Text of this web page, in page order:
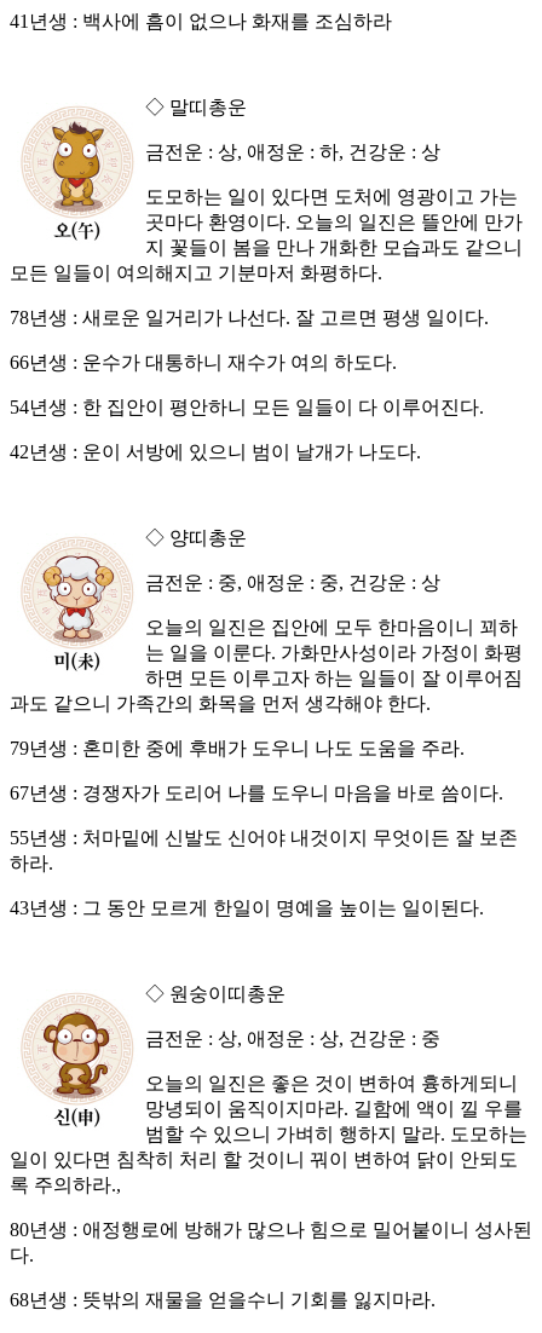
41년생 : 백사에 흠이 없으나 화재를 조심하라
◇ 말띠총운
금전운 : 상, 애정운 : 하, 건강운 : 상
도모하는 일이 있다면 도처에 영광이고 가는
곳마다 환영이다. 오늘의 일진은 뜰안에 만가
지 꽃들이 봄을 만나 개화한 모습과도 같으니
모든 일들이 여의해지고 기분마저 화평하다.
78년생 : 새로운 일거리가 나선다. 잘 고르면 평생 일이다.
66년생 : 운수가 대통하니 재수가 여의 하도다.
54년생 : 한 집안이 평안하니 모든 일들이 다 이루어진다.
42년생 : 운이 서방에 있으니 범이 날개가 나도다.
◇ 양띠총운
금전운 : 중, 애정운 : 중, 건강운 : 상
오늘의 일진은 집안에 모두 한마음이니 꾀하
는 일을 이룬다. 가화만사성이라 가정이 화평
하면 모든 이루고자 하는 일들이 잘 이루어짐
과도 같으니 가족간의 화목을 먼저 생각해야 한다.
79년생 : 혼미한 중에 후배가 도우니 나도 도움을 주라.
67년생 : 경쟁자가 도리어 나를 도우니 마음을 바로 씀이다.
55년생 : 처마밑에 신발도 신어야 내것이지 무엇이든 잘 보존
하라.
43년생 : 그 동안 모르게 한일이 명예을 높이는 일이된다.
◇ 원숭이띠총운
금전운 : 상, 애정운 : 상, 건강운 : 중
오늘의 일진은 좋은 것이 변하여 흉하게되니
망녕되이 움직이지마라. 길함에 액이 낄 우를
범할 수 있으니 가벼히 행하지 말라. 도모하는
일이 있다면 침착히 처리 할 것이니 꿔이 변하여 닭이 안되도
록 주의하라.,
80년생 : 애정행로에 방해가 많으나 힘으로 밀어붙이니 성사된
다.
68년생 : 뜻밖의 재물을 얻을수니 기회를 잃지마라.